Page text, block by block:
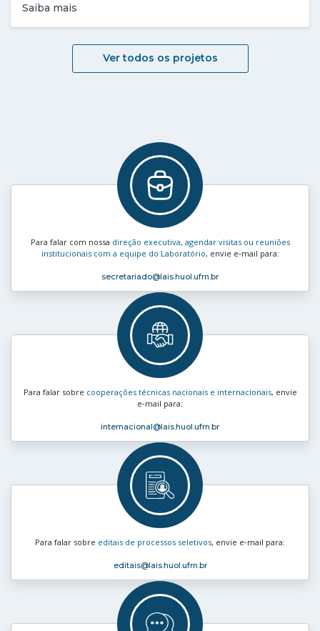
Saiba mais
Ver todos os projetos
Para falar com nossa direção executiva, agendar visitas ou reuniões
institucionais com a equipe do Laboratório, envie e‑mail para:
secretariado@lais.huol.ufrn.br
Para falar sobre cooperações técnicas nacionais e internacionais, envie
e‑mail para:
internacional@lais.huol.ufrn.br
Para falar sobre editais de processos seletivos, envie e‑mail para:
editais@lais.huol.ufrn.br